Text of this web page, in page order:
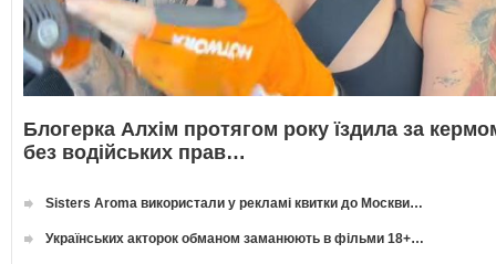
Блогерка Алхім протягом року їздила за
без водійських прав…
Sisters Aroma використали у рекламі квитки до Москви…
Українських акторок обманом заманюють в фільми 18+…